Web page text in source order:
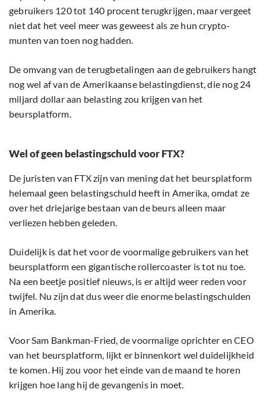
gebruikers 120 tot 140 procent terugkrijgen, maar vergeet
niet dat het veel meer was geweest als ze hun crypto-
munten van toen nog hadden.
De omvang van de terugbetalingen aan de gebruikers hangt
nog wel af van de Amerikaanse belastingdienst, die nog 24
miljard dollar aan belasting zou krijgen van het
beursplatform.
Wel of geen belastingschuld voor FTX?
De juristen van FTX zijn van mening dat het beursplatform
helemaal geen belastingschuld heeft in Amerika, omdat ze
over het driejarige bestaan van de beurs alleen maar
verliezen hebben geleden.
Duidelijk is dat het voor de voormalige gebruikers van het
beursplatform een gigantische rollercoaster is tot nu toe.
Na een beetje positief nieuws, is er altijd weer reden voor
twijfel. Nu zijn dat dus weer die enorme belastingschulden
in Amerika.
Voor Sam Bankman-Fried, de voormalige oprichter en CEO
van het beursplatform, lijkt er binnenkort wel duidelijkheid
te komen. Hij zou voor het einde van de maand te horen
krijgen hoe lang hij de gevangenis in moet.